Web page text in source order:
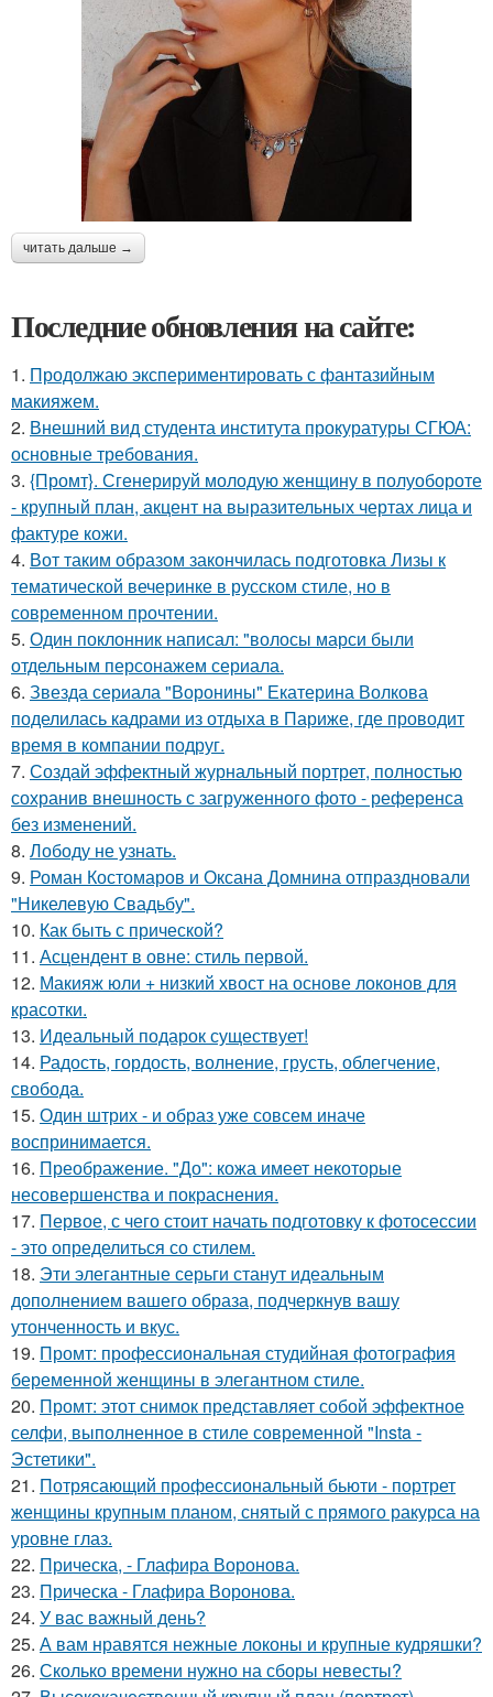
читать дальше →
Последние обновления на сайте:
1. Продолжаю экспериментировать с фантазийным
макияжем.
2. Внешний вид студента института прокуратуры СГЮА:
основные требования.
3. {Промт}. Сгенерируй молодую женщину в полуобороте
- крупный план, акцент на выразительных чертах лица и
фактуре кожи.
4. Вот таким образом закончилась подготовка Лизы к
тематической вечеринке в русском стиле, но в
современном прочтении.
5. Один поклонник написал: "волосы марси были
отдельным персонажем сериала.
6. Звезда сериала "Воронины" Екатерина Волкова
поделилась кадрами из отдыха в Париже, где проводит
время в компании подруг.
7. Создай эффектный журнальный портрет, полностью
сохранив внешность с загруженного фото - референса
без изменений.
8. Лободу не узнать.
9. Роман Костомаров и Оксана Домнина отпраздновали
"Никелевую Свадьбу".
10. Как быть с прической?
11. Асцендент в овне: стиль первой.
12. Макияж юли + низкий хвост на основе локонов для
красотки.
13. Идеальный подарок существует!
14. Радость, гордость, волнение, грусть, облегчение,
свобода.
15. Один штрих - и образ уже совсем иначе
воспринимается.
16. Преображение. "До": кожа имеет некоторые
несовершенства и покраснения.
17. Первое, с чего стоит начать подготовку к фотосессии
- это определиться со стилем.
18. Эти элегантные серьги станут идеальным
дополнением вашего образа, подчеркнув вашу
утонченность и вкус.
19. Промт: профессиональная студийная фотография
беременной женщины в элегантном стиле.
20. Промт: этот снимок представляет собой эффектное
селфи, выполненное в стиле современной "Insta -
Эстетики".
21. Потрясающий профессиональный бьюти - портрет
женщины крупным планом, снятый с прямого ракурса на
уровне глаз.
22. Прическа, - Глафира Воронова.
23. Прическа - Глафира Воронова.
24. У вас важный день?
25. А вам нравятся нежные локоны и крупные кудряшки?
26. Сколько времени нужно на сборы невесты?